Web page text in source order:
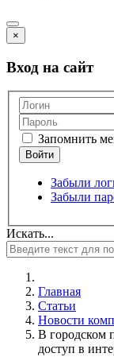
×
Вход на сайт
Запомнить
Забыли
Забыли
Искать...
Главная
Статьи
Новости
В городском
доступ в